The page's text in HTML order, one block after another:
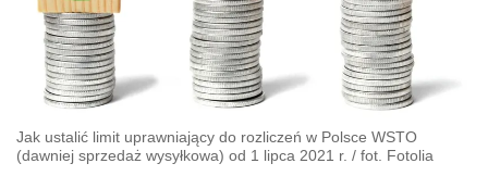
Jak ustalić limit uprawniający do rozliczeń w Polsce WSTO
(dawniej sprzedaż wysyłkowa) od 1 lipca 2021 r. / fot. Fotolia